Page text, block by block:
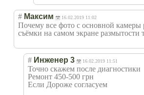
# Максим 16.02.2019 11:02
Почему все фото с основной камеры
съёмки на самом экране размытости
# Инженер 3 16.02.2019 11:51
Точно скажем после диагностики
Ремонт 450-500 грн
Если Дороже согласуем